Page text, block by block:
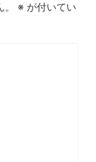
※ が付いてい